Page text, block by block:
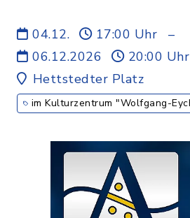
04.12. 17:00 Uhr
–
06.12.2026
20:00 Uhr
Hettstedter Platz
im Kulturzentrum "Wolfgang-